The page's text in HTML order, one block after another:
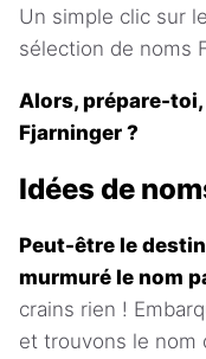
Un simple clic sur
sélection de noms
Alors, prépare-
Fjarninger ?
Idées de
Peut-être le
murmuré le nom
crains rien !
et trouvons le nom